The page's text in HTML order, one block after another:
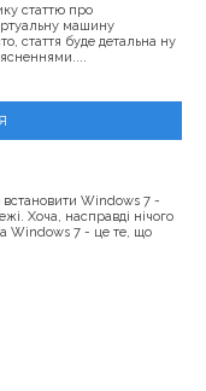
статтю про
машину
стаття буде детальна ну
встановити Windows 7 -
Хоча, насправді нічого
Windows 7 - це те, що